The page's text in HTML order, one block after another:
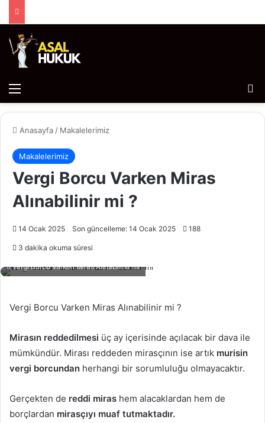
Menü
Anasayfa / Makalelerimiz
Makalelerimiz
Vergi Borcu Varken Miras
Alınabilinir mi ?
14 Ocak 2025 Son güncelleme: 14 Ocak 2025 188
3 dakika okuma süresi
Vergi Borcu Varken Miras Alınabilinir mi
Vergi Borcu Varken Miras Alınabilinir mi ?
Mirasın reddedilmesi üç ay içerisinde açılacak bir dava ile
mümkündür. Mirası reddeden mirasçının ise artık murisin
vergi borcundan herhangi bir sorumluluğu olmayacaktır.
Gerçekten de reddi miras hem alacaklardan hem de
borçlardan mirasçıyı muaf tutmaktadır.